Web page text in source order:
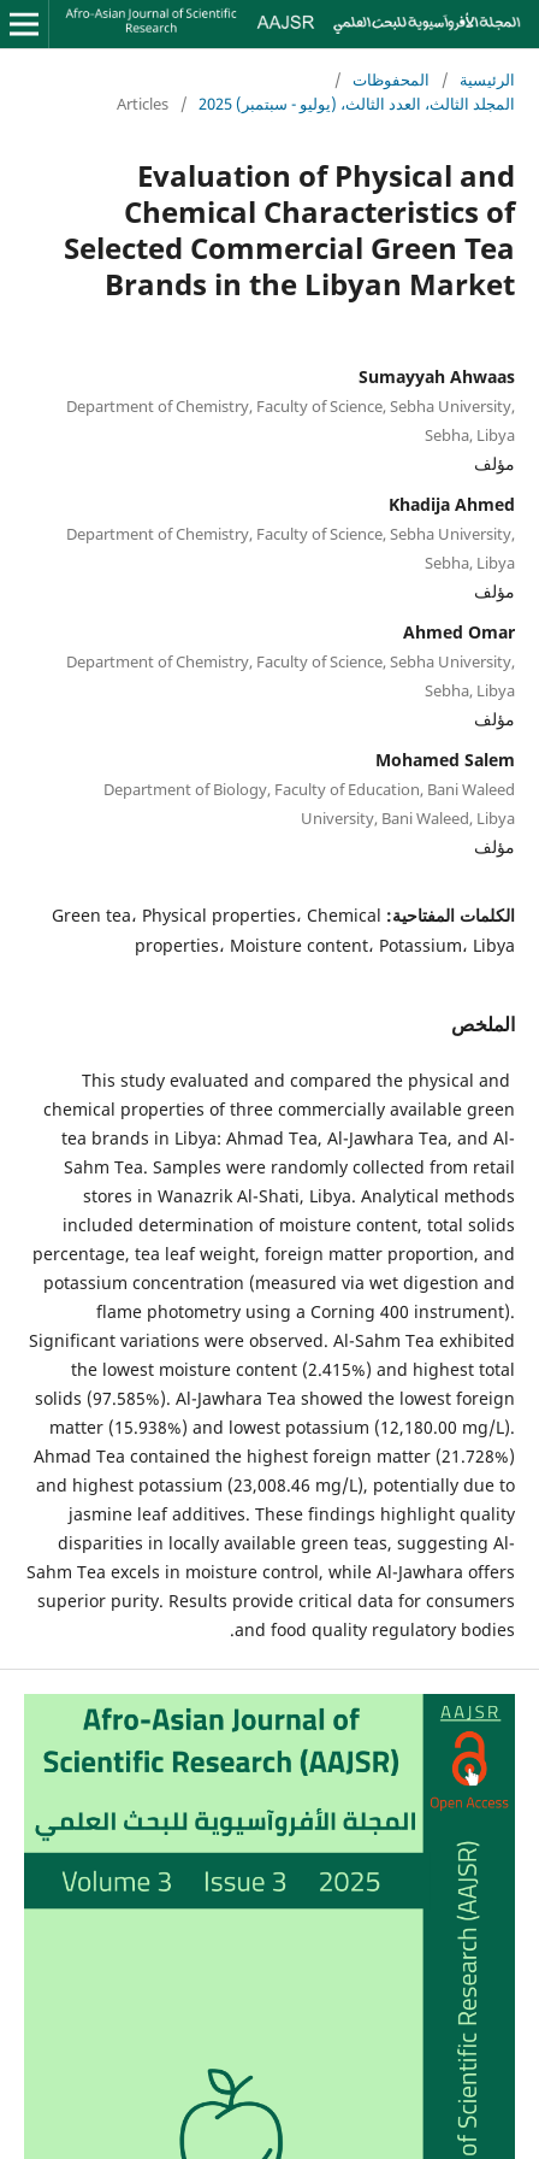
الرئيسية / المحفوظات /
المجلد الثالث، العدد الثالث، (يوليو - سبتمبر) 2025
/
Articles
Evaluation of Physical and
Chemical Characteristics of
Selected Commercial Green Tea
Brands in the Libyan Market
Sumayyah Ahwaas
Department of Chemistry, Faculty of Science, Sebha University,
Sebha, Libya
مؤلف
Khadija Ahmed
Department of Chemistry, Faculty of Science, Sebha University,
Sebha, Libya
مؤلف
Ahmed Omar
Department of Chemistry, Faculty of Science, Sebha University,
Sebha, Libya
مؤلف
Mohamed Salem
Department of Biology, Faculty of Education, Bani Waleed
University, Bani Waleed, Libya
مؤلف
الكلمات المفتاحية: Green tea، Physical properties، Chemical
properties، Moisture content، Potassium، Libya
الملخص
This study evaluated and compared the physical and
chemical properties of three commercially available green
tea brands in Libya: Ahmad Tea, Al-Jawhara Tea, and Al-
Sahm Tea. Samples were randomly collected from retail
stores in Wanazrik Al-Shati, Libya. Analytical methods
included determination of moisture content, total solids
percentage, tea leaf weight, foreign matter proportion, and
potassium concentration (measured via wet digestion and
flame photometry using a Corning 400 instrument).
Significant variations were observed. Al-Sahm Tea exhibited
the lowest moisture content (2.415%) and highest total
solids (97.585%). Al-Jawhara Tea showed the lowest foreign
matter (15.938%) and lowest potassium (12,180.00 mg/L).
Ahmad Tea contained the highest foreign matter (21.728%)
and highest potassium (23,008.46 mg/L), potentially due to
jasmine leaf additives. These findings highlight quality
disparities in locally available green teas, suggesting Al-
Sahm Tea excels in moisture control, while Al-Jawhara offers
superior purity. Results provide critical data for consumers
and food quality regulatory bodies.